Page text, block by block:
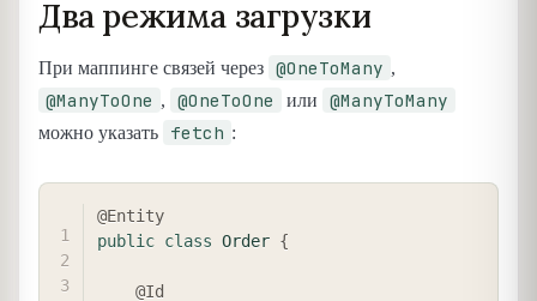
Два режима загрузки
При маппинге связей через @OneToMany ,
@ManyToOne , @OneToOne или @ManyToMany
можно указать fetch :
@Entity
public class Order {
@Id